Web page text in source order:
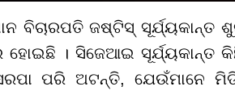
ବିଚାରପତି ଜଷ୍ଟିସ୍ ସୂର୍ଯ୍ୟକାନ୍ତ
ହୋଇଛି । ସିଜେଆଇ
ପରି ଅଟନ୍ତି,